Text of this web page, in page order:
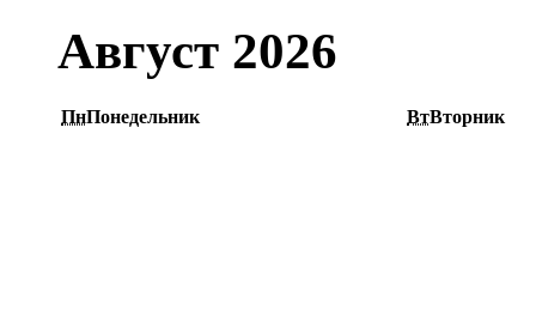
Август 2026
ПнПонедельник ВтВторник